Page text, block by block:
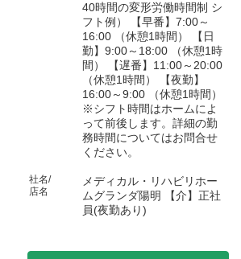
40時間の変形労働時間制 シ
フト例） 【早番】7:00～
16:00 （休憩1時間） 【日
勤】9:00～18:00 （休憩1時
間） 【遅番】11:00～20:00
（休憩1時間） 【夜勤】
16:00～9:00 （休憩1時間）
※シフト時間はホームによ
って前後します。詳細の勤
務時間についてはお問合せ
ください。
社名/
店名
メディカル・リハビリホー
ムグランダ陽明 【介】正社
員(夜勤あり)